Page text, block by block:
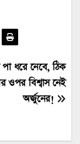
ধরে নেবে, ঠিক
ওপর বিশ্বাস নেই
অর্জুনের!